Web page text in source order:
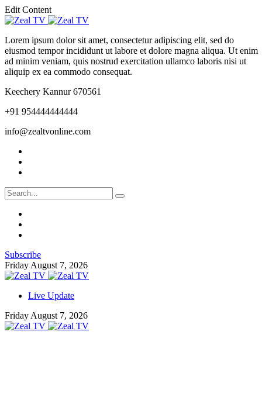
Edit Content
Lorem ipsum dolor sit amet, consectetur adipiscing elit, sed do
eiusmod tempor incididunt ut labore et dolore magna aliqua. Ut enim
ad minim veniam, quis nostrud exercitation ullamco laboris nisi ut
aliquip ex ea commodo consequat.
Keechery Kannur 670561
+91 954444444444
info@zealtvonline.com
Subscribe
Friday August 7, 2026
Live Update
Friday August 7, 2026